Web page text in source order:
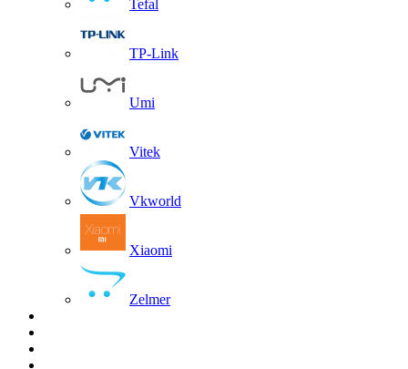
Tefal
TP-Link
Umi
Vitek
Vkworld
Xiaomi
Zelmer